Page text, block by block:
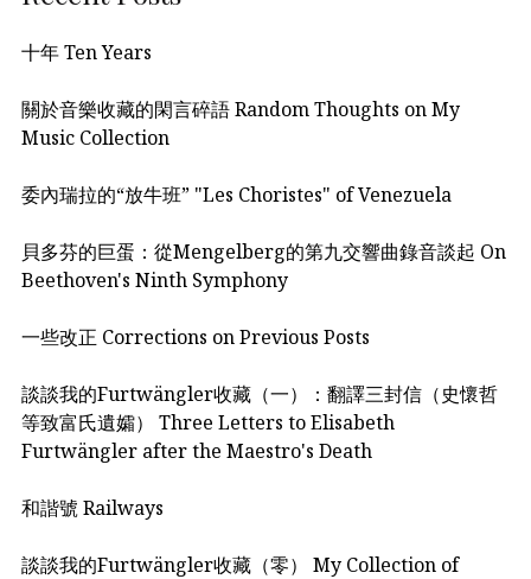
十年 Ten Years
關於音樂收藏的閑言碎語 Random Thoughts on My
Music Collection
委內瑞拉的“放牛班” "Les Choristes" of Venezuela
貝多芬的巨蛋：從Mengelberg的第九交響曲錄音談起 On
Beethoven's Ninth Symphony
一些改正 Corrections on Previous Posts
談談我的Furtwängler收藏（一）：翻譯三封信（史懷哲
等致富氏遺孀） Three Letters to Elisabeth
Furtwängler after the Maestro's Death
和諧號 Railways
談談我的Furtwängler收藏（零） My Collection of